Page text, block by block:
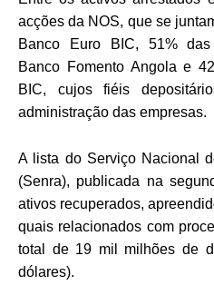
acções da NOS, que se
Banco Euro BIC, 51%
Banco Fomento Angola e
BIC, cujos fiéis
administração das empresas.
A lista do Serviço Nacional
(Senra), publicada na
ativos recuperados,
quais relacionados com
total de 19 mil milhões de
dólares).